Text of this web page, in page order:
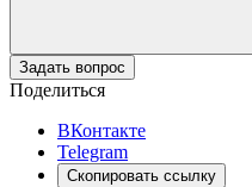
Задать вопрос
Поделиться
ВКонтакте
Telegram
Скопировать ссылку